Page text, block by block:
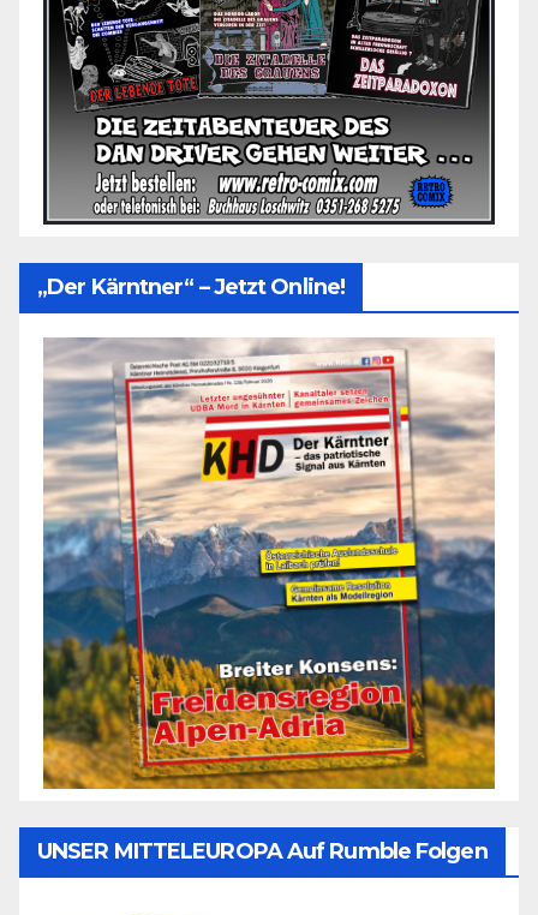
„Der Kärntner“ – Jetzt Online!
UNSER MITTELEUROPA Auf Rumble Folgen